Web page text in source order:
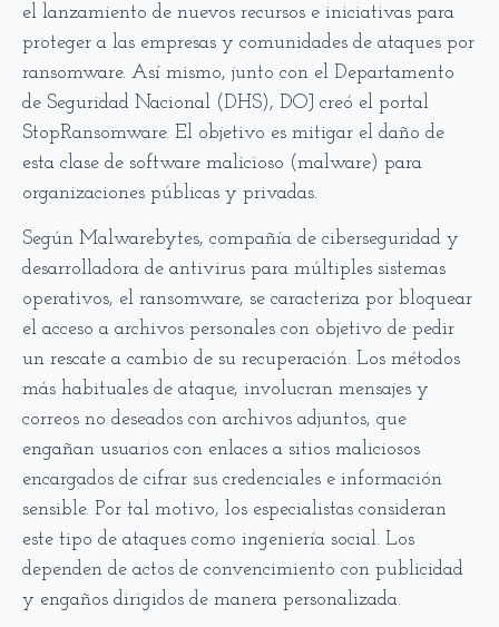
el lanzamiento de nuevos recursos e iniciativas para
proteger a las empresas y comunidades de ataques por
ransomware. Así mismo, junto con el Departamento
de Seguridad Nacional (DHS), DOJ creó el portal
StopRansomware. El objetivo es mitigar el daño de
esta clase de software malicioso (malware) para
organizaciones públicas y privadas.
Según Malwarebytes, compañía de ciberseguridad y
desarrolladora de antivirus para múltiples sistemas
operativos, el ransomware, se caracteriza por bloquear
el acceso a archivos personales con objetivo de pedir
un rescate a cambio de su recuperación. Los métodos
más habituales de ataque, involucran mensajes y
correos no deseados con archivos adjuntos, que
engañan usuarios con enlaces a sitios maliciosos
encargados de cifrar sus credenciales e información
sensible. Por tal motivo, los especialistas consideran
este tipo de ataques como ingeniería social. Los
dependen de actos de convencimiento con publicidad
y engaños dirigidos de manera personalizada.